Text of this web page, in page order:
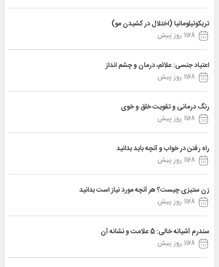
تریکوتیلومانیا (اختلال در کشیدن مو)
1168 روز پیش
اعتیاد جنسی: علائم، درمان و چشم انداز
1168 روز پیش
رنگ درمانی و تقویت خلق و خوی
1168 روز پیش
راه رفتن در خواب و آنچه باید بدانید
1168 روز پیش
زن ستیزی چیست؟ هر آنچه مورد نیاز است بدانید
1168 روز پیش
سندرم آشیانه خالی: 5 علامت و نشانه آن
1168 روز پیش